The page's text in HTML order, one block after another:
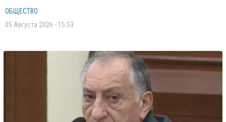
ОБЩЕСТВО
05 Августа 2026 - 15:53